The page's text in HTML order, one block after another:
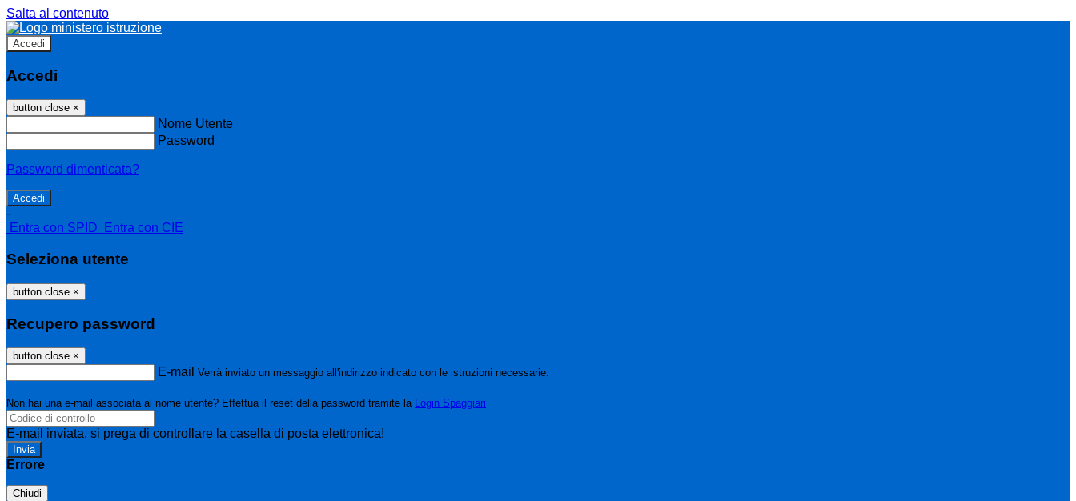
Salta al contenuto
Accedi
Accedi
button close ×
Nome Utente
Password
Password dimenticata?
-
Entra con SPID
Entra con CIE
Seleziona utente
button close ×
Recupero password
button close ×
E-mail Verrà inviato un messaggio all'indirizzo indicato con le istruzioni necessarie.
Non hai una e-mail associata al nome utente? Effettua il reset della password tramite la Login Spaggiari
E-mail inviata, si prega di controllare la casella di posta elettronica!
Errore
Chiudi